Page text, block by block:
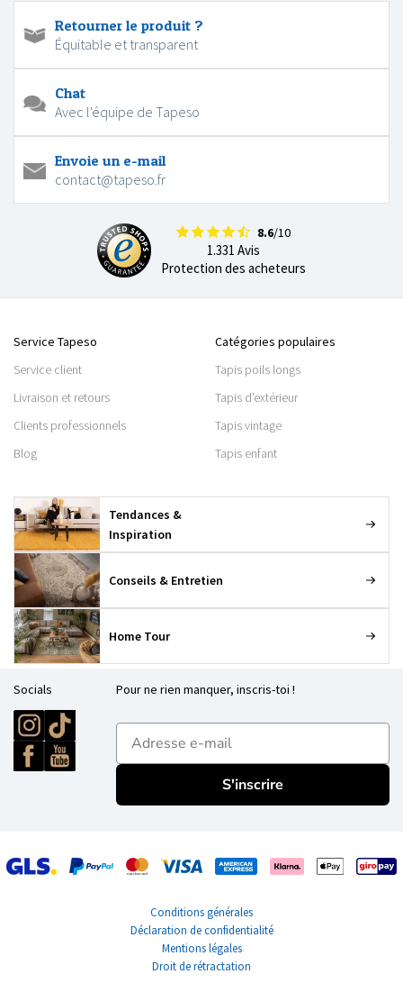
Retourner le produit ?
Équitable et transparent
Chat
Avec l'équipe de Tapeso
Envoie un e-mail
contact@tapeso.fr
8.6/10
1.331 Avis
Protection des acheteurs
Service Tapeso
Service client
Livraison et retours
Clients professionnels
Blog
Catégories populaires
Tapis poils longs
Tapis d’extérieur
Tapis vintage
Tapis enfant
Tendances &
Inspiration
Conseils & Entretien
Home Tour
Socials Pour ne rien manquer, inscris-toi !
E-mailadres
S'inscrire
Conditions générales
Déclaration de confidentialité
Mentions légales
Droit de rétractation